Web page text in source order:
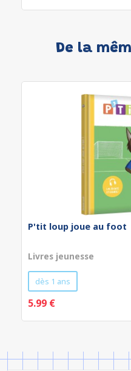
De la
P'tit loup joue au foot
Livres jeunesse
dès 1 ans
5.99 €